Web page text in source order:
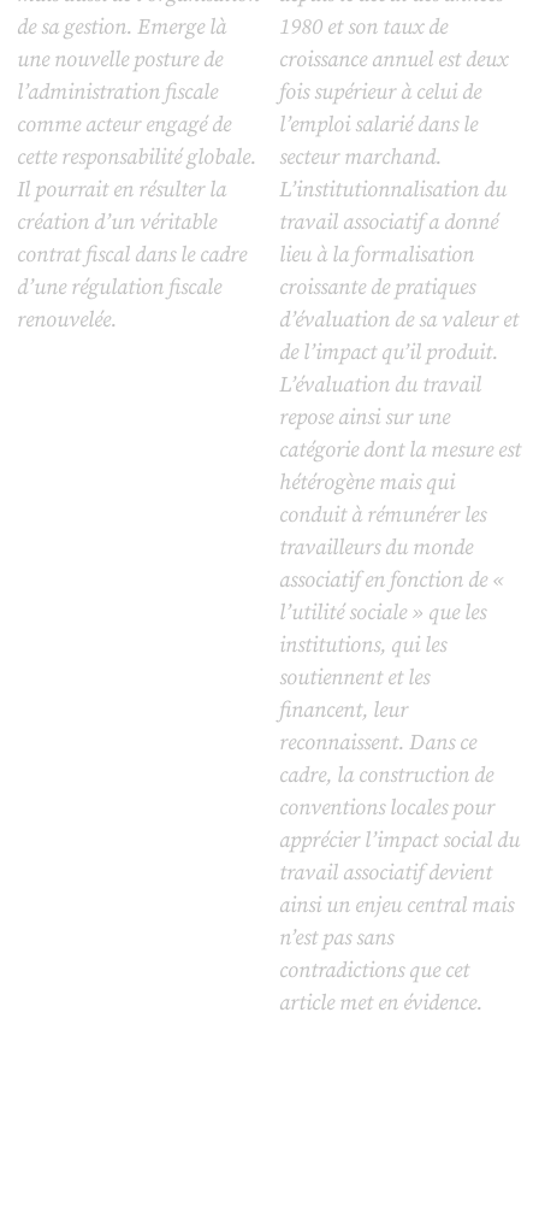
de sa gestion. Emerge là
une nouvelle posture de
l’administration fiscale
comme acteur engagé de
cette responsabilité globale.
Il pourrait en résulter la
création d’un véritable
contrat fiscal dans le cadre
d’une régulation fiscale
renouvelée.
1980 et son taux de
croissance annuel est deux
fois supérieur à celui de
l’emploi salarié dans le
secteur marchand.
L’institutionnalisation du
travail associatif a donné
lieu à la formalisation
croissante de pratiques
d’évaluation de sa valeur et
de l’impact qu’il produit.
L’évaluation du travail
repose ainsi sur une
catégorie dont la mesure est
hétérogène mais qui
conduit à rémunérer les
travailleurs du monde
associatif en fonction de «
l’utilité sociale » que les
institutions, qui les
soutiennent et les
financent, leur
reconnaissent. Dans ce
cadre, la construction de
conventions locales pour
apprécier l’impact social du
travail associatif devient
ainsi un enjeu central mais
n’est pas sans
contradictions que cet
article met en évidence.